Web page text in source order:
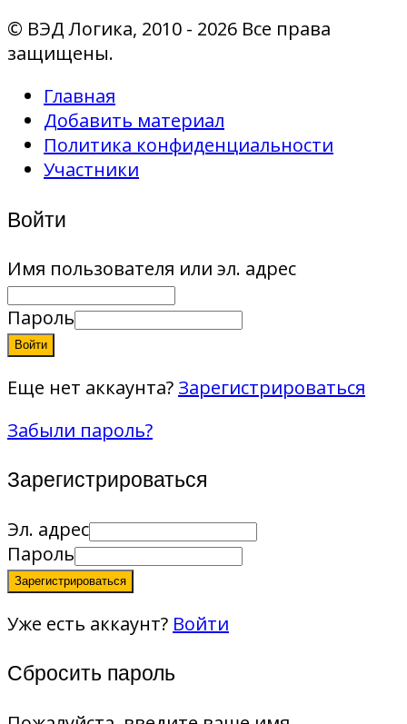
© ВЭД Логика, 2010 - 2026 Все права
защищены.
Главная
Добавить материал
Политика конфиденциальности
Участники
Войти
Имя пользователя или эл. адрес
Пароль
Войти
Еще нет аккаунта? Зарегистрироваться
Забыли пароль?
Зарегистрироваться
Эл. адрес
Пароль
Зарегистрироваться
Уже есть аккаунт? Войти
Сбросить пароль